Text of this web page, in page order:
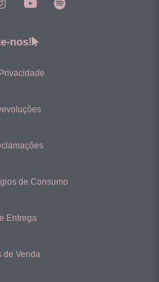
nos!
de Consumo
Entrega
de Venda